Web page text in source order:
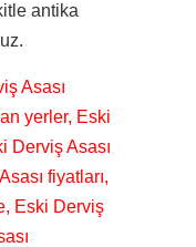
antika
Asası
yerler, Eski
Derviş Asası
fiyatları,
Eski Derviş